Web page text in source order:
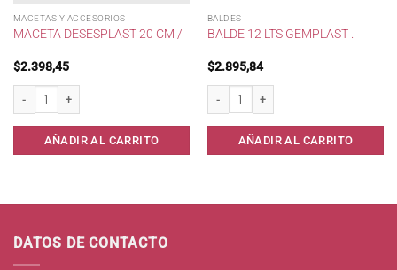
MACETAS Y ACCESORIOS
MACETA DESESPLAST 20 CM /
$2.398,45
Maceta Desesplast 20 cm / cantidad
AÑADIR AL CARRITO
BALDES
BALDE 12 LTS GEMPLAST .
$2.895,84
Balde 12 lts Gemplast . cantidad
AÑADIR AL CARRITO
* cantidad
DATOS DE CONTACTO